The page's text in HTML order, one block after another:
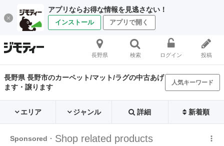
アプリならお得な情報を見逃さない！
インストール アプリで開く
長野県 検索 ログイン 投稿
長野県 長野市のカーペット/マット/ラグの中古あげ
ます・譲ります
人気キーワード
エリア ジャンル 詳細 新着順